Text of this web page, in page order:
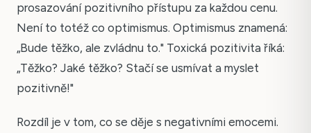
prosazování pozitivního přístupu za každou cenu.
Není to totéž co optimismus. Optimismus znamená:
„Bude těžko, ale zvládnu to." Toxická pozitivita říká:
„Těžko? Jaké těžko? Stačí se usmívat a myslet
pozitivně!"
Rozdíl je v tom, co se děje s negativními emocemi.